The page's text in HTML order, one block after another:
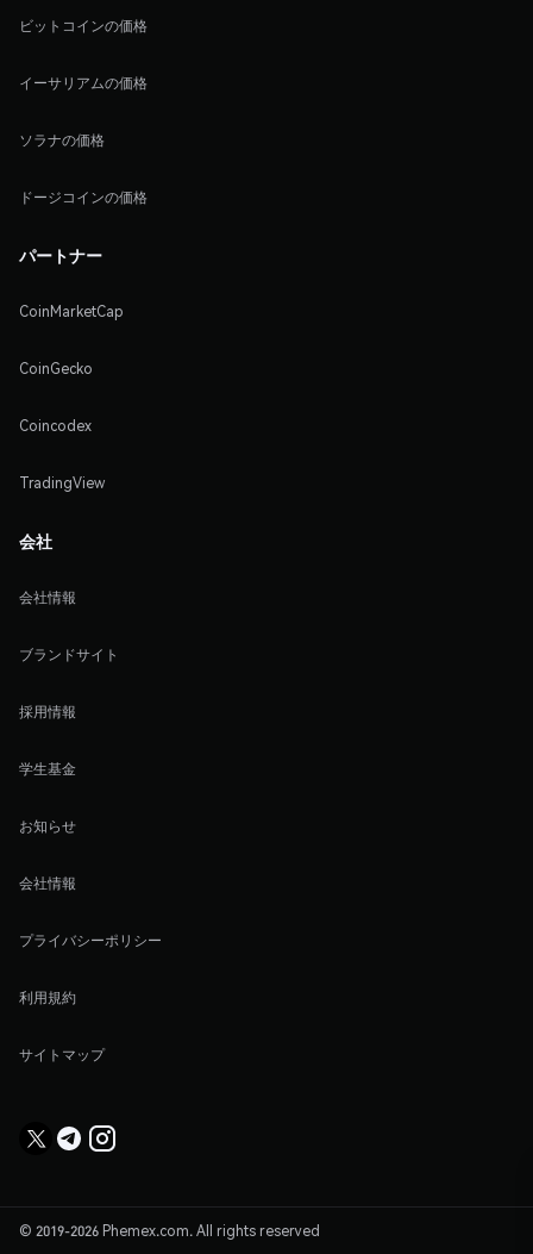
ビットコインの価格
イーサリアムの価格
ソラナの価格
ドージコインの価格
パートナー
CoinMarketCap
CoinGecko
Coincodex
TradingView
会社
会社情報
ブランドサイト
採用情報
学生基金
お知らせ
会社情報
プライバシーポリシー
利用規約
サイトマップ
© 2019-2026 Phemex.com. All rights reserved